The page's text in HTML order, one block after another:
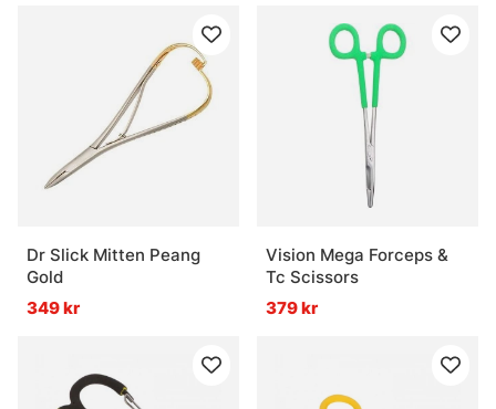
Dr Slick Mitten Peang
Gold
349 kr
Vision Mega Forceps &
Tc Scissors
379 kr